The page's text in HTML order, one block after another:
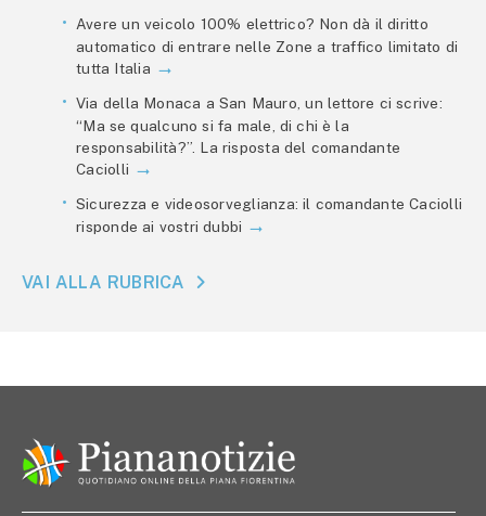
Avere un veicolo 100% elettrico? Non dà il diritto
automatico di entrare nelle Zone a traffico limitato di
tutta Italia
Via della Monaca a San Mauro, un lettore ci scrive:
“Ma se qualcuno si fa male, di chi è la
responsabilità?”. La risposta del comandante
Caciolli
Sicurezza e videosorveglianza: il comandante Caciolli
risponde ai vostri dubbi
VAI ALLA RUBRICA